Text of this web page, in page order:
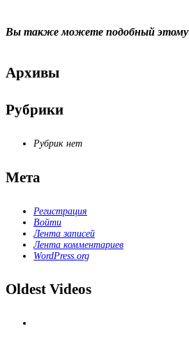
Вы также можете подобный этому
Архивы
Рубрики
Рубрик нет
Мета
Регистрация
Войти
Лента записей
Лента комментариев
WordPress.org
Oldest Videos